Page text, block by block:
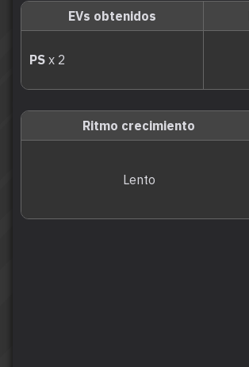
EVs obtenidos
PS x 2
Ritmo crecimiento
Lento